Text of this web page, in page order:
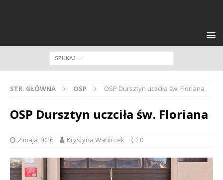
STR. GŁÓWNA OSP OSP Dursztyn uczciła św. Floriana
OSP Dursztyn uczciła św. Floriana
2 maja 2026 Krystyna Waniczek 0